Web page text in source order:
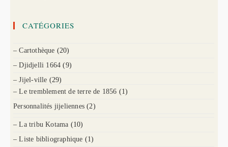
CATÉGORIES
– Cartothèque (20)
– Djidjelli 1664 (9)
– Jijel-ville (29)
– Le tremblement de terre de 1856 (1)
Personnalités jijeliennes (2)
– La tribu Kotama (10)
– Liste bibliographique (1)